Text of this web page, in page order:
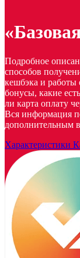
Подробное
способов
кешбэка и работы
бонусы, какие
ли карта оплату
Вся информация
дополнительным
Характеристики